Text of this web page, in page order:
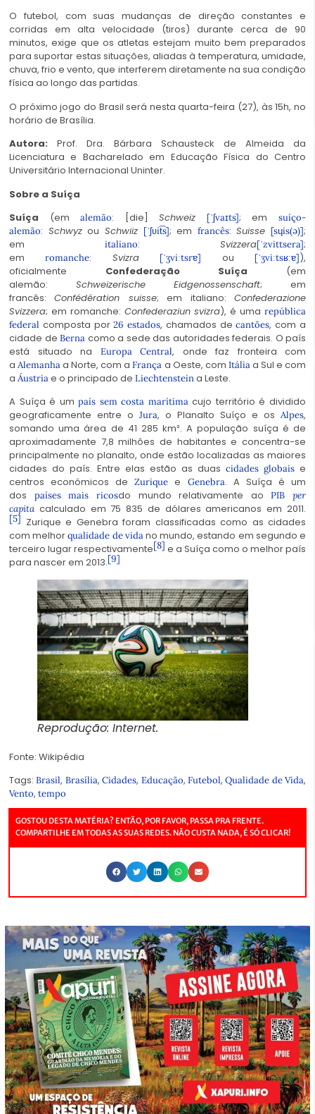
O futebol, com suas mudanças de direção constantes e
corridas em alta velocidade (tiros) durante cerca de 90
minutos, exige que os atletas estejam muito bem preparados
para suportar estas situações, aliadas à temperatura, umidade,
chuva, frio e vento, que interferem diretamente na sua condição
física ao longo das partidas.
O próximo jogo do Brasil será nesta quarta-feira (27), às 15h, no
horário de Brasília.
Autora: Prof. Dra. Bárbara Schausteck de Almeida da
Licenciatura e Bacharelado em Educação Física do Centro
Universitário Internacional Uninter.
Sobre a Suíça
Suíça (emalemão: [die]Schweiz [ˈʃvaɪts]; emsuíço-
alemão: Schwyzou Schwiiz [ˈʃʋit͡s]; em francês:Suisse [sɥis(ə)];
em italiano: Svizzera[ˈzvittsera];
emromanche: Svizra [ˈʒviːtsrɐ] ou [ˈʒviːtsʁːɐ]),
oficialmente Confederação Suíça (em
alemão: Schweizerische Eidgenossenschaft; em
francês:Confédération suisse; em italiano:Confederazione
Svizzera; em romanche: Confederaziun svizra), é umarepública
federal composta por26 estados, chamados decantões, com a
cidade de Berna como a sede das autoridades federais. O país
está situado na Europa Central, onde faz fronteira com
aAlemanhaa Norte, com aFrança a Oeste, com Itáliaa Sul e com
a Áustriae o principado de Liechtensteina Leste.
A Suíça é umpaís sem costa marítimacujo território é dividido
geograficamente entre o Jura, o Planalto Suíço e os Alpes,
somando uma área de 41 285 km². A população suíça é de
aproximadamente 7,8 milhões de habitantes e concentra-se
principalmente no planalto, onde estão localizadas as maiores
cidades do país. Entre elas estão as duas cidades globais e
centros económicos deZurique e Genebra. A Suíça é um
dos países mais ricosdo mundo relativamente aoPIB
per
capita calculado em 75 835 de dólares americanos em 2011.
[5] Zurique e Genebra foram classificadas como as cidades
com melhorqualidade de vidano mundo, estando em segundo e
terceiro lugar respectivamente[8] e a Suíça como o melhor país
para nascer em 2013.[9]
Reprodução: Internet.
Fonte: Wikipédia
Tags:Brasil, Brasília,Cidades, Educação, Futebol,Qualidade de Vida,
Vento, tempo
GOSTOU DESTA MATÉRIA? ENTÃO, POR FAVOR, PASSA PRA FRENTE.
COMPARTILHE EM TODAS AS SUAS REDES. NÃO CUSTA NADA, É SÓ CLICAR!